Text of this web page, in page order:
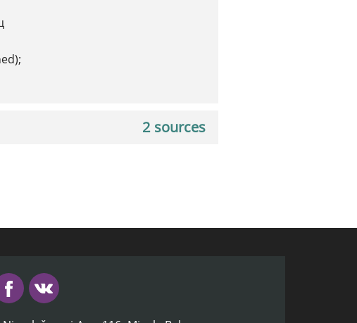
2 sources